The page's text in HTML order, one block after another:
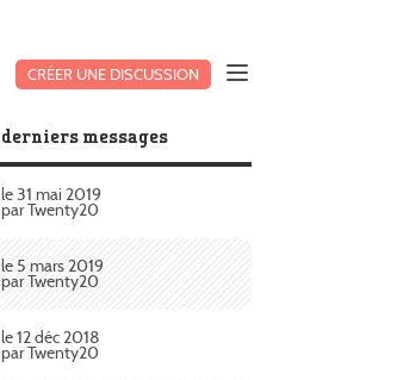
CRÉER UNE DISCUSSION
derniers messages
le 31 mai 2019
par Twenty20
le 5 mars 2019
par Twenty20
le 12 déc 2018
par Twenty20